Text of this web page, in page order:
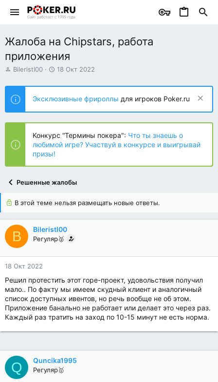
Жалоба на Chipstars, работа
приложения
А
т
о
р
т
е
ы
BileristI00
Д
т
н
а
ч
л
а
18 Окт 2022
Эксклюзивные фрироллы для игроков Poker.ru
Конкурс “Термины покера": Что ты знаешь о
любимой игре? Участвуй в конкурсе и выигрывай
призы!
Решенные жалобы
В этой теме нельзя размещать новые ответы.
B BileristI00
Регуляр🥈
18 Окт 2022
Решил протестить этот горе-проект, удовольствия получил
мало.. По факту мы имеем скудный клиент и аналогичный
список доступных ивентов, но речь вообще не об этом.
Приложение банально не работает или делает это через раз.
Каждый раз тратить на заход по 10-15 минут не есть норма.
Q Quncika1995
Регуляр🥇